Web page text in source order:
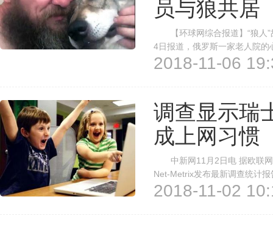
员与狼共居
【环球网综合报道】“狼人”
4日报道，俄罗斯一家老人院的
居到伏尔加格勒，同两只猎
2018-11-06
调查显示瑞
成上网习惯
中新网11月2日电 据欧联网
Net-Metrix发布最新调查统计
比分析，在过去的两年时间里
2018-11-02